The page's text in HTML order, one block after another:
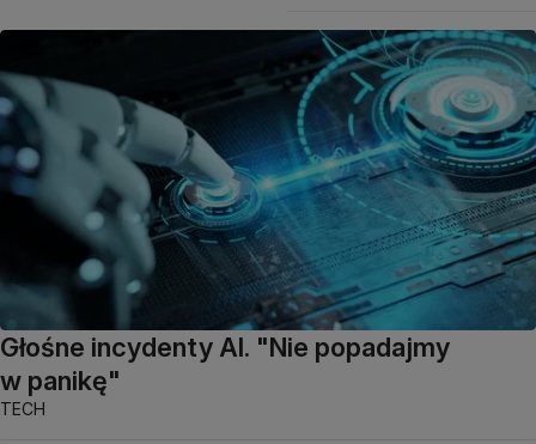
Głośne incydenty AI. "Nie popadajmy
w panikę"
TECH